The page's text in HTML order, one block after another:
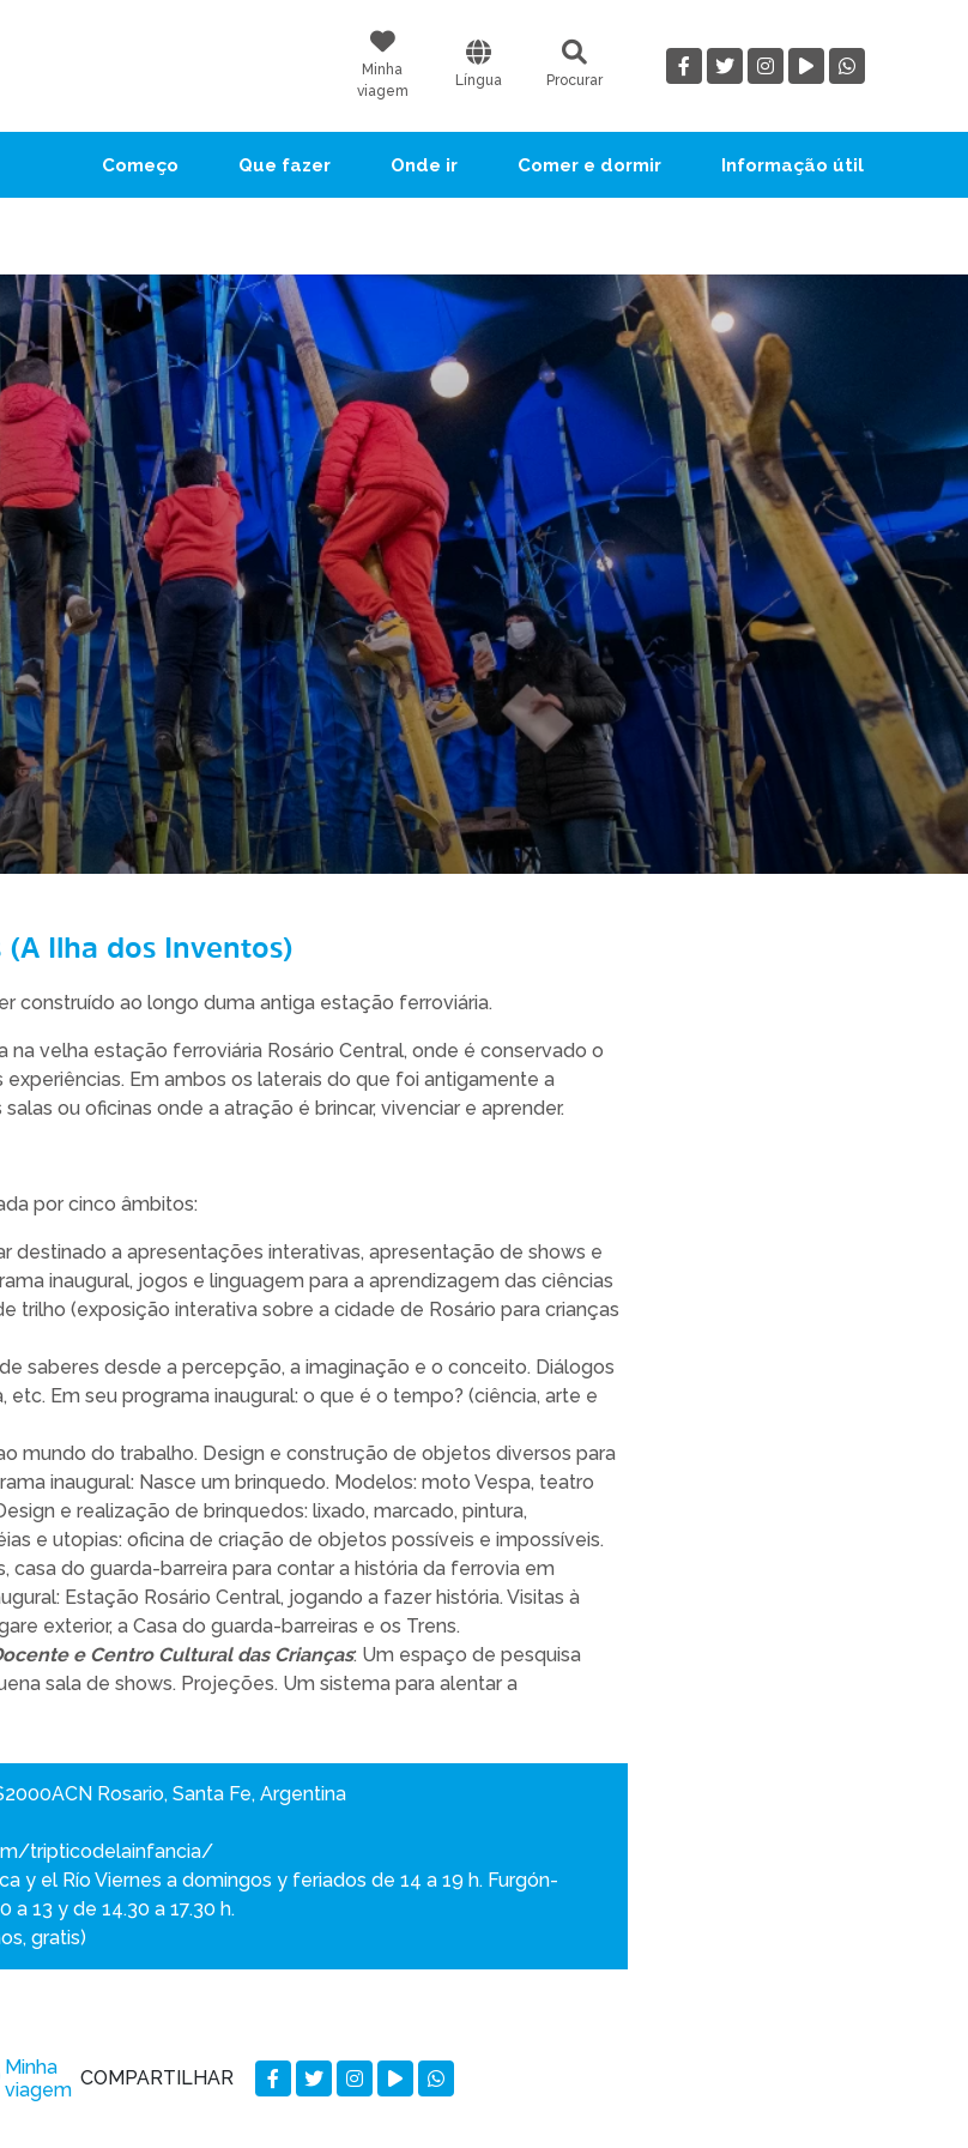
Minha
viagem
Língua Procurar
Começo Que fazer Onde ir Comer e dormir Informação útil
(A Ilha dos Inventos)
construído ao longo duma antiga estação ferroviária.
na velha estação ferroviária Rosário Central, onde é conservado o
experiências. Em ambos os laterais do que foi antigamente a
ou oficinas onde a atração é brincar, vivenciar e aprender.
por cinco âmbitos:
destinado a apresentações interativas, apresentação de shows e
inaugural, jogos e linguagem para a aprendizagem das ciências
trilho (exposição interativa sobre a cidade de Rosário para crianças
saberes desde a percepção, a imaginação e o conceito. Diálogos
etc. Em seu programa inaugural: o que é o tempo? (ciência, arte e
mundo do trabalho. Design e construção de objetos diversos para
inaugural: Nasce um brinquedo. Modelos: moto Vespa, teatro
e realização de brinquedos: lixado, marcado, pintura,
e utopias: oficina de criação de objetos possíveis e impossíveis.
casa do guarda-barreira para contar a história da ferrovia em
Estação Rosário Central, jogando a fazer história. Visitas à
exterior, a Casa do guarda-barreiras e os Trens.
e Centro Cultural das Crianças: Um espaço de pesquisa
sala de shows. Projeções. Um sistema para alentar a
Rosario, Santa Fe, Argentina
tripticodelainfancia/
y el Río Viernes a domingos y feriados de 14 a 19 h. Furgón-
13 y de 14.30 a 17.30 h.
gratis)
Minha
viagem
COMPARTILHAR